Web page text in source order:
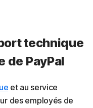
technique
de PayPal
et au service
des employés de